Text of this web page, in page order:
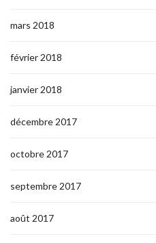
mars 2018
février 2018
janvier 2018
décembre 2017
octobre 2017
septembre 2017
août 2017